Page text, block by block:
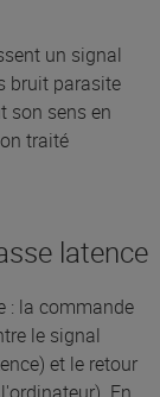
un signal
bruit parasite
son sens en
traité
latence
: la commande
le signal
et le retour